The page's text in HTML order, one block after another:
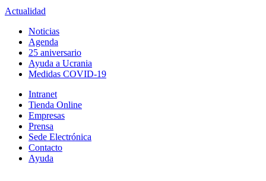
Actualidad
Noticias
Agenda
25 aniversario
Ayuda a Ucrania
Medidas COVID-19
Intranet
Tienda Online
Empresas
Prensa
Sede Electrónica
Contacto
Ayuda